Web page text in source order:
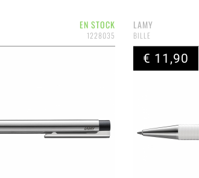
EN STOCK
1228035
LAMY
BILLE
€ 11,90